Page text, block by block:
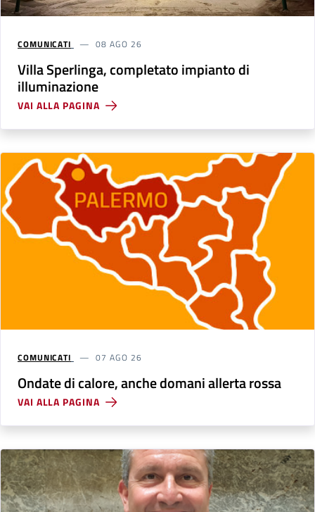
COMUNICATI 08 AGO 26
Villa Sperlinga, completato impianto di
illuminazione
VAI ALLA PAGINA
COMUNICATI 07 AGO 26
Ondate di calore, anche domani allerta rossa
VAI ALLA PAGINA